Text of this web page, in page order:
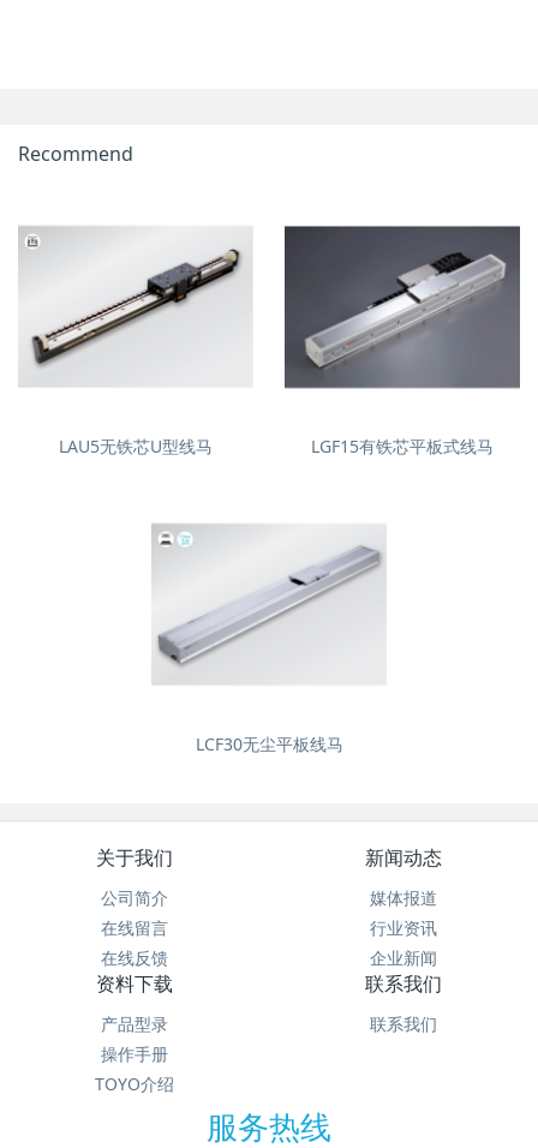
Recommend
LAU5无铁芯U型线马 LGF15有铁芯平板式线马
LCF30无尘平板线马
关于我们
公司简介
在线留言
在线反馈
新闻动态
媒体报道
行业资讯
企业新闻
资料下载
产品型录
操作手册
TOYO介绍
联系我们
联系我们
服务热线